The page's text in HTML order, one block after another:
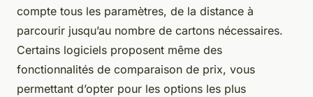
compte tous les paramètres, de la distance à
parcourir jusqu’au nombre de cartons nécessaires.
Certains logiciels proposent même des
fonctionnalités de comparaison de prix, vous
permettant d’opter pour les options les plus